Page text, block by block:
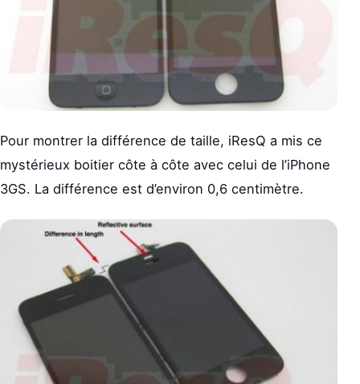
Pour montrer la différence de taille, iResQ a mis ce
mystérieux boitier côte à côte avec celui de l’iPhone
3GS. La différence est d’environ 0,6 centimètre.